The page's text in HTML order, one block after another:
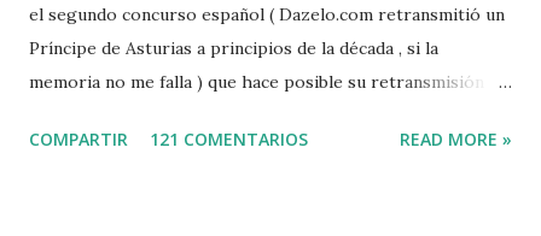
el segundo concurso español ( Dazelo.com retransmitió un
Príncipe de Asturias a principios de la década , si la
memoria no me falla ) que hace posible su retransmisión via
mundo mundial...
COMPARTIR 121 COMENTARIOS READ MORE »